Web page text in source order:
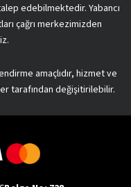
edebilmektedir. Yabancı
çağrı merkezimizden
amaçlıdır, hizmet ve
tarafından değişitirilebilir.